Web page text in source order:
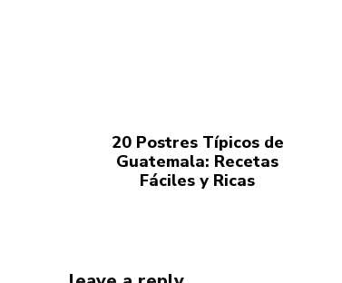
20 Postres Típicos de
Guatemala: Recetas
Fáciles y Ricas